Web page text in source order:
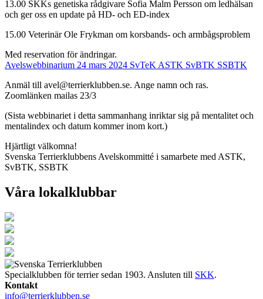
13.00 SKKs genetiska rådgivare Sofia Malm Persson om ledhälsan
och ger oss en update på HD- och ED-index
15.00 Veterinär Ole Frykman om korsbands- och armbågsproblem
Med reservation för ändringar.
Avelswebbinarium 24 mars 2024 SvTeK ASTK SvBTK SSBTK
Anmäl till avel@terrierklubben.se. Ange namn och ras.
Zoomlänken mailas 23/3
(Sista webbinariet i detta sammanhang inriktar sig på mentalitet och
mentalindex och datum kommer inom kort.)
Hjärtligt välkomna!
Svenska Terrierklubbens Avelskommitté i samarbete med ASTK,
SvBTK, SSBTK
Våra lokalklubbar
Specialklubben för terrier sedan 1903. Ansluten till SKK.
Kontakt
info@terrierklubben.se